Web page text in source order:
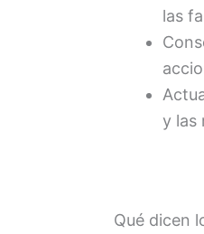
las
y las
Qué dicen